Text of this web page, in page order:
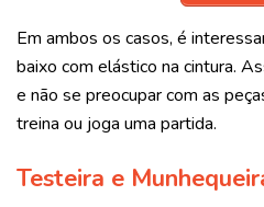
Em ambos os casos, é
baixo com elástico na cintura.
e não se preocupar com as
treina ou joga uma partida.
Testeira e